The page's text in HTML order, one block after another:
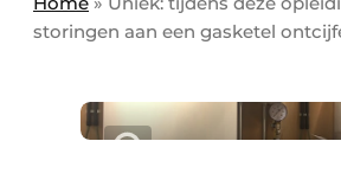
Evenement aanmelden
Meest gelezen
Panelgesprek
storingen aan een gasketel